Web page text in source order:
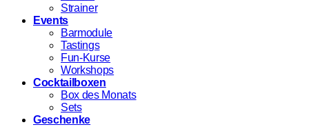
Strainer
Events
Barmodule
Tastings
Fun-Kurse
Workshops
Cocktailboxen
Box des Monats
Sets
Geschenke